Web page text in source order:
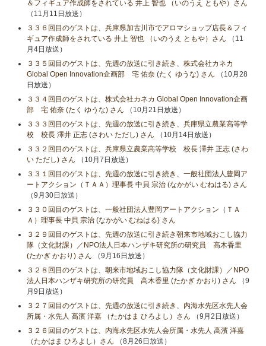
＆フィギュア作成師をされている 井上 智也 （いのうえ ともや）さん
（11月11日放送）
３３６回目のゲストは、兵庫県加古川市でアロマショップ店長＆フィ
ギュア作成師をされている 井上 智也 （いのうえ ともや）さん （11
月4日放送）
３３５回目のゲストは、先週の放送に引き続き、株式会社カネカ
Global Open Innovation企画部 宅 佑奈 (たく ゆうな) さん （10月28
日放送）
３３４回目のゲストは、株式会社カネカ Global Open Innovation企画
部 宅 佑奈 (たく ゆうな) さん （10月21日放送）
３３３回目のゲストは、先週の放送に引き続き、兵庫県立農業高等学
校 校長 澤井 正志 (さわい ただし) さん （10月14日放送）
３３２回目のゲストは、兵庫県立農業高等学校 校長 澤井 正志 (さわ
い ただし) さん （10月7日放送）
３３１回目のゲストは、先週の放送に引き続き、一般社団法人豊岡ア
ートアクション（ＴＡＡ）理事長 中貝 宗治 (なかがい むねはる) さん
（9月30日放送）
３３０回目のゲストは、一般社団法人豊岡アートアクション（ＴＡ
Ａ）理事長 中貝 宗治 (なかがい むねはる) さん
３２９回目のゲストは、先週の放送に引き続き朝来市地域おこし協力
隊（文化財課）／NPO法人日本ハンザキ研究所の研究員 高木香里
(たかぎ かおり) さん （9月16日放送）
３２８回目のゲストは、朝来市地域おこし協力隊（文化財課）／NPO
法人日本ハンザキ研究所の研究員 高木香里 (たかぎ かおり) さん （9
月9日放送）
３２７回目のゲストは、先週の放送に引き続き、内海水先区水先人会
所属・水先人 高濱 洋嘉 （たかはま ひろよし）さん （9月2日放送）
３２６回目のゲストは、内海水先区水先人会所属・水先人 高濱 洋嘉
（たかはま ひろよし）さん （8月26日放送）